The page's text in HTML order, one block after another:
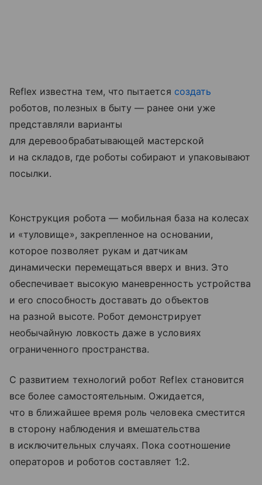
Reflex известна тем, что пытается создать
роботов, полезных в быту — ранее они уже
представляли варианты
для деревообрабатывающей мастерской
и на складов, где роботы собирают и упаковывают
посылки.
Конструкция робота — мобильная база на колесах
и «туловище», закрепленное на основании,
которое позволяет рукам и датчикам
динамически перемещаться вверх и вниз. Это
обеспечивает высокую маневренность устройства
и его способность доставать до объектов
на разной высоте. Робот демонстрирует
необычайную ловкость даже в условиях
ограниченного пространства.
С развитием технологий робот Reflex становится
все более самостоятельным. Ожидается,
что в ближайшее время роль человека сместится
в сторону наблюдения и вмешательства
в исключительных случаях. Пока соотношение
операторов и роботов составляет 1:2.